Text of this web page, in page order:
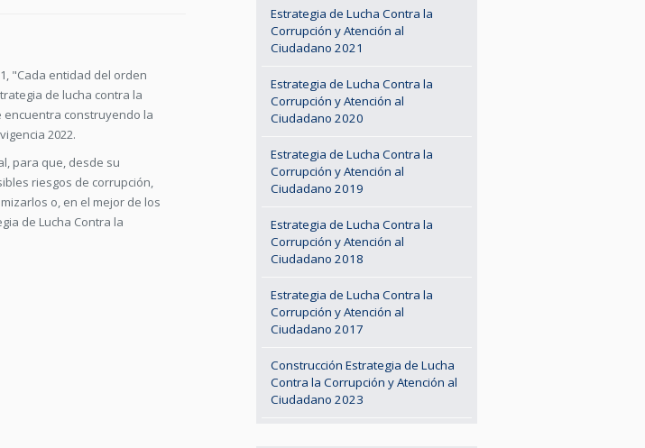
"Cada entidad del orden
de lucha contra la
encuentra construyendo la
2022.
para que, desde su
riesgos de corrupción,
o, en el mejor de los
de Lucha Contra la
Estrategia de Lucha Contra la
Corrupción y Atención al
Ciudadano 2021
Estrategia de Lucha Contra la
Corrupción y Atención al
Ciudadano 2020
Estrategia de Lucha Contra la
Corrupción y Atención al
Ciudadano 2019
Estrategia de Lucha Contra la
Corrupción y Atención al
Ciudadano 2018
Estrategia de Lucha Contra la
Corrupción y Atención al
Ciudadano 2017
Construcción Estrategia de Lucha
Contra la Corrupción y Atención al
Ciudadano 2023